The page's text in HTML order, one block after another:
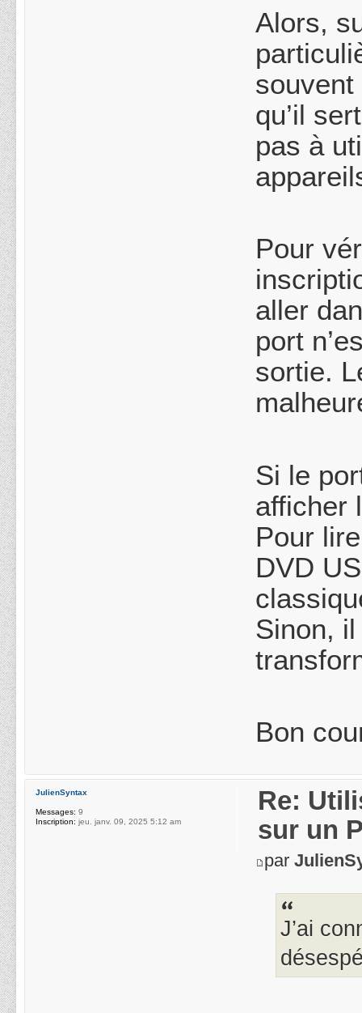
Alors,
qu’il
pas à
Pour
aller
port
sortie.
Si le
afficher
Pour
DVD
Sinon,
Bon
Re:
sur un
par
J’ai
JulienSyntax
Messages: 9
Inscription: jeu. janv. 09, 2025 5:12 am